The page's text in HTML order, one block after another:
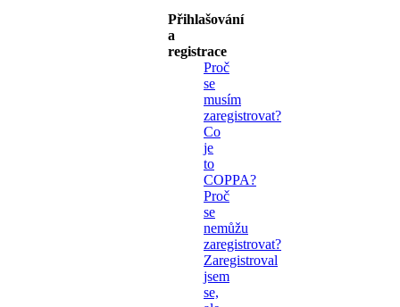
Přihlašování
a
registrace
Proč
se
musím
zaregistrovat?
Co
je
to
COPPA?
Proč
se
nemůžu
zaregistrovat?
Zaregistroval
jsem
se,